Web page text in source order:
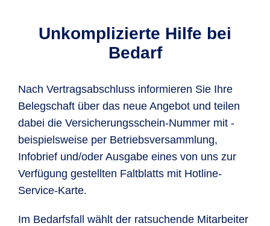
Unkomplizierte Hilfe bei
Bedarf
Nach Vertragsabschluss informieren Sie Ihre
Belegschaft über das neue Angebot und teilen
dabei die Versicherungsschein-Nummer mit -
beispielsweise per Betriebsversammlung,
Infobrief und/oder Ausgabe eines von uns zur
Verfügung gestellten Faltblatts mit Hotline-
Service-Karte.
Im Bedarfsfall wählt der ratsuchende Mitarbeiter